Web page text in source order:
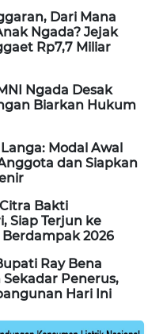
Dari Mana
Ngada? Jejak
Rp7,7 Miliar
Ngada Desak
Biarkan Hukum
Modal Awal
dan Siapkan
Bakti
Siap Terjun ke
2026
Ray Bena
Penerus,
Hari Ini